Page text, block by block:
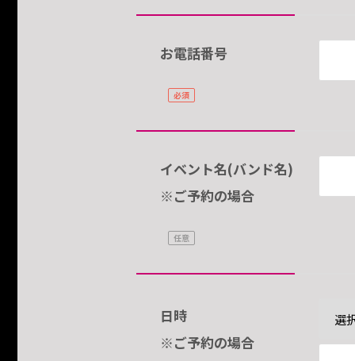
お電話番号
イベント名(バンド名)
※ご予約の場合
日時
※ご予約の場合